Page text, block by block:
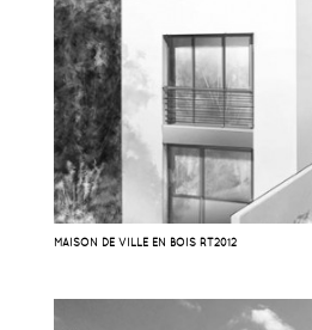
MAISON DE VILLE EN BOIS RT2012